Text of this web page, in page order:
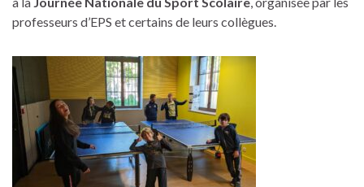
professeurs d’EPS et certains de leurs collègues.